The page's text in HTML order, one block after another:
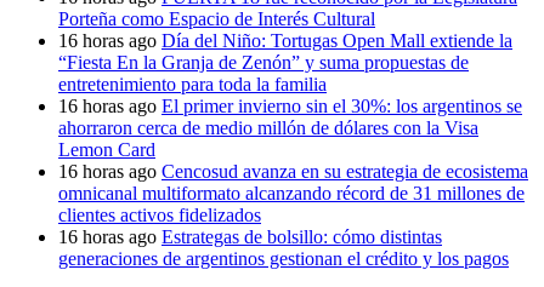
Porteña como Espacio de Interés Cultural
16 horas ago Día del Niño: Tortugas Open Mall extiende la
“Fiesta En la Granja de Zenón” y suma propuestas de
entretenimiento para toda la familia
16 horas ago El primer invierno sin el 30%: los argentinos se
ahorraron cerca de medio millón de dólares con la Visa
Lemon Card
16 horas ago Cencosud avanza en su estrategia de ecosistema
omnicanal multiformato alcanzando récord de 31 millones de
clientes activos fidelizados
16 horas ago Estrategas de bolsillo: cómo distintas
generaciones de argentinos gestionan el crédito y los pagos